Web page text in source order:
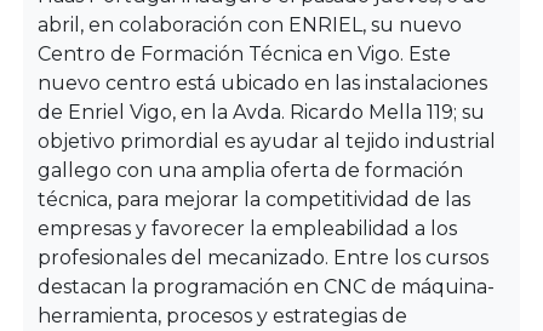
abril, en colaboración con ENRIEL, su nuevo
Centro de Formación Técnica en Vigo. Este
nuevo centro está ubicado en las instalaciones
de Enriel Vigo, en la Avda. Ricardo Mella 119; su
objetivo primordial es ayudar al tejido industrial
gallego con una amplia oferta de formación
técnica, para mejorar la competitividad de las
empresas y favorecer la empleabilidad a los
profesionales del mecanizado. Entre los cursos
destacan la programación en CNC de máquina-
herramienta, procesos y estrategias de